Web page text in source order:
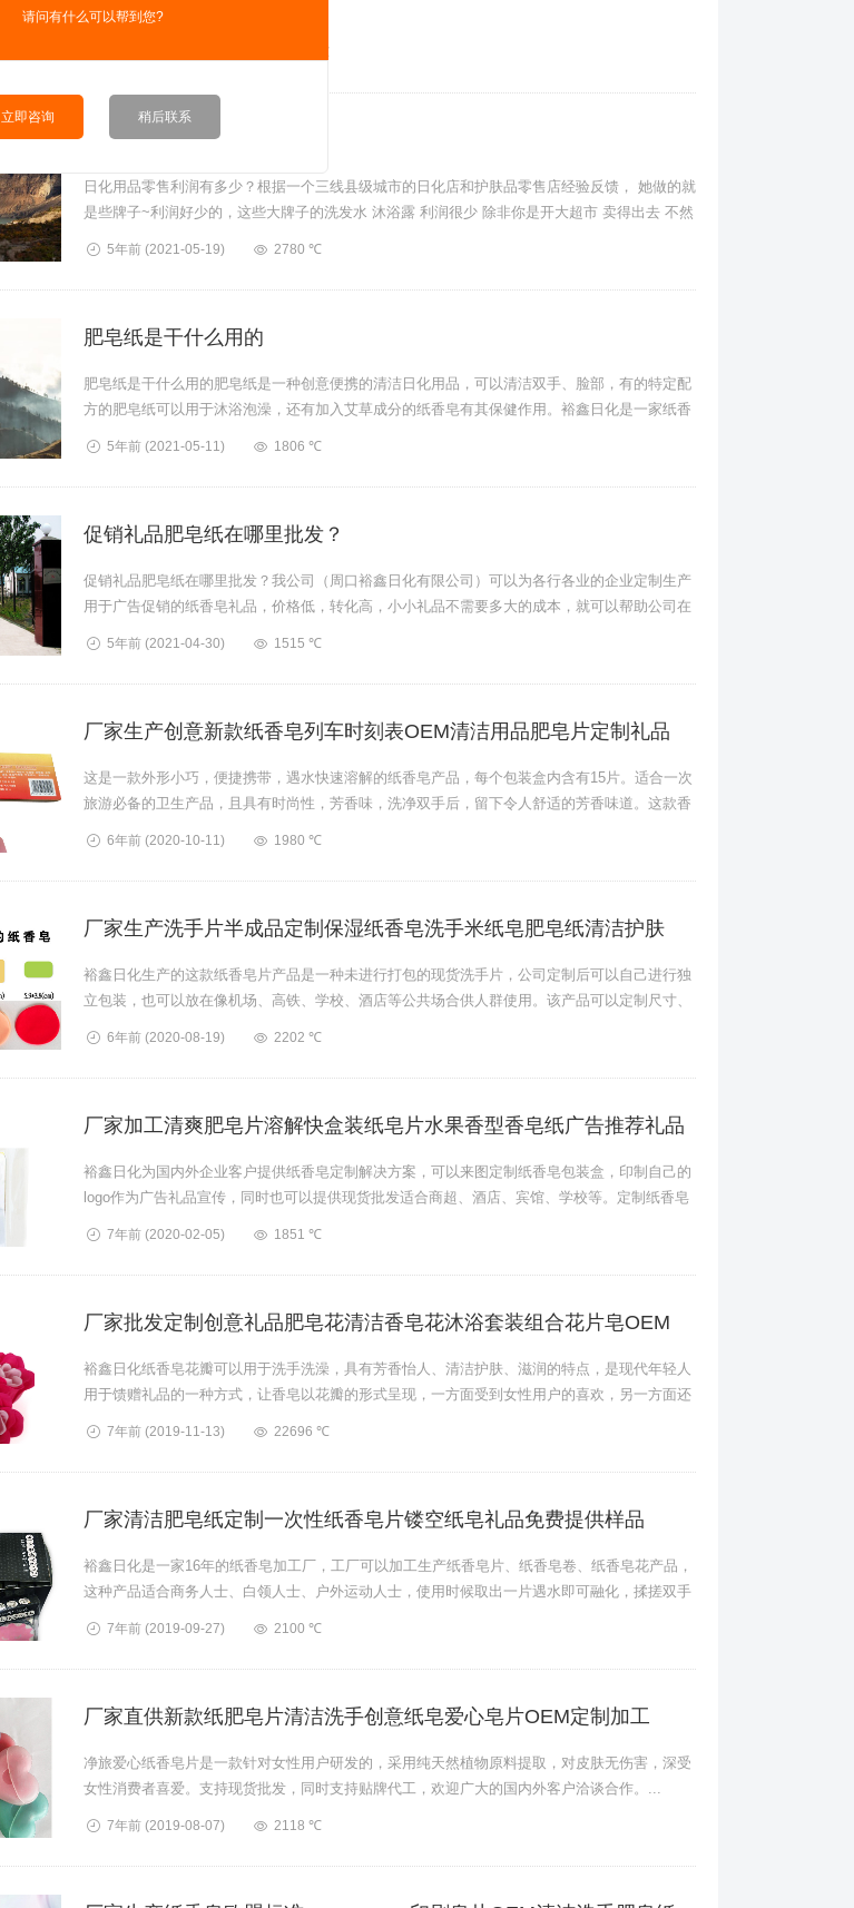
草味道......
22433 ℃
日化用品零售利润有多少？
日化用品零售利润有多少？根据一个三线县级城市的日化店和护肤品零售店经验反馈， 她做的就
是些牌子~利润好少的，这些大牌子的洗发水 沐浴露 利润很少 除非你是开大超市 卖得出去 不然
5年前 (2021-05-19) 2780 ℃
肥皂纸是干什么用的
肥皂纸是干什么用的肥皂纸是一种创意便携的清洁日化用品，可以清洁双手、脸部，有的特定配
方的肥皂纸可以用于沐浴泡澡，还有加入艾草成分的纸香皂有其保健作用。裕鑫日化是一家纸香
5年前 (2021-05-11) 1806 ℃
促销礼品肥皂纸在哪里批发？
促销礼品肥皂纸在哪里批发？我公司（周口裕鑫日化有限公司）可以为各行各业的企业定制生产
用于广告促销的纸香皂礼品，价格低，转化高，小小礼品不需要多大的成本，就可以帮助公司在
5年前 (2021-04-30) 1515 ℃
厂家生产创意新款纸香皂列车时刻表OEM清洁用品肥皂片定制礼品
这是一款外形小巧，便捷携带，遇水快速溶解的纸香皂产品，每个包装盒内含有15片。适合一次
旅游必备的卫生产品，且具有时尚性，芳香味，洗净双手后，留下令人舒适的芳香味道。这款香
6年前 (2020-10-11) 1980 ℃
厂家生产洗手片半成品定制保湿纸香皂洗手米纸皂肥皂纸清洁护肤
裕鑫日化生产的这款纸香皂片产品是一种未进行打包的现货洗手片，公司定制后可以自己进行独
立包装，也可以放在像机场、高铁、学校、酒店等公共场合供人群使用。该产品可以定制尺寸、
6年前 (2020-08-19) 2202 ℃
厂家加工清爽肥皂片溶解快盒装纸皂片水果香型香皂纸广告推荐礼品
裕鑫日化为国内外企业客户提供纸香皂定制解决方案，可以来图定制纸香皂包装盒，印制自己的
logo作为广告礼品宣传，同时也可以提供现货批发适合商超、酒店、宾馆、学校等。定制纸香皂
7年前 (2020-02-05) 1851 ℃
厂家批发定制创意礼品肥皂花清洁香皂花沐浴套装组合花片皂OEM
裕鑫日化纸香皂花瓣可以用于洗手洗澡，具有芳香怡人、清洁护肤、滋润的特点，是现代年轻人
用于馈赠礼品的一种方式，让香皂以花瓣的形式呈现，一方面受到女性用户的喜欢，另一方面还
7年前 (2019-11-13) 22696 ℃
厂家清洁肥皂纸定制一次性纸香皂片镂空纸皂礼品免费提供样品
裕鑫日化是一家16年的纸香皂加工厂，工厂可以加工生产纸香皂片、纸香皂卷、纸香皂花产品，
这种产品适合商务人士、白领人士、户外运动人士，使用时候取出一片遇水即可融化，揉搓双手
7年前 (2019-09-27) 2100 ℃
厂家直供新款纸肥皂片清洁洗手创意纸皂爱心皂片OEM定制加工
净旅爱心纸香皂片是一款针对女性用户研发的，采用纯天然植物原料提取，对皮肤无伤害，深受
女性消费者喜爱。支持现货批发，同时支持贴牌代工，欢迎广大的国内外客户洽谈合作。...
7年前 (2019-08-07) 2118 ℃
请问有什么可以帮到您?
立即咨询 稍后联系